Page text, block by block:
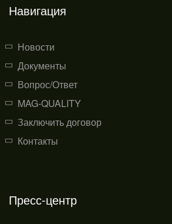
Навигация
Новости
Документы
Вопрос/Ответ
MAG-QUALITY
Заключить договор
Контакты
Пресс-центр